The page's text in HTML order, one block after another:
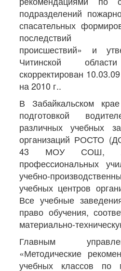
подразделений
спасательных
последствий
происшествий» и
Читинской
скорректирован
на 2010 г..
В Забайкальском
подготовкой
различных учебных
организаций РОСТО
43 МОУ СОШ, 2
профессиональных
учебно-
учебных центров
Все учебные
право обучения,
материально-
Главным
«Методические
учебных классов по